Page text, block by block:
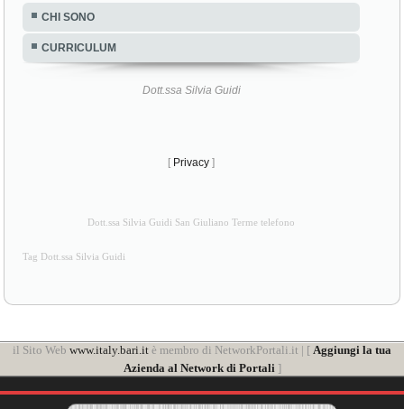
CHI SONO
CURRICULUM
Dott.ssa Silvia Guidi
[ Privacy ]
Dott.ssa Silvia Guidi San Giuliano Terme telefono
Tag Dott.ssa Silvia Guidi
il Sito Web www.italy.bari.it è membro di NetworkPortali.it | [ Aggiungi la tua
Azienda al Network di Portali ]